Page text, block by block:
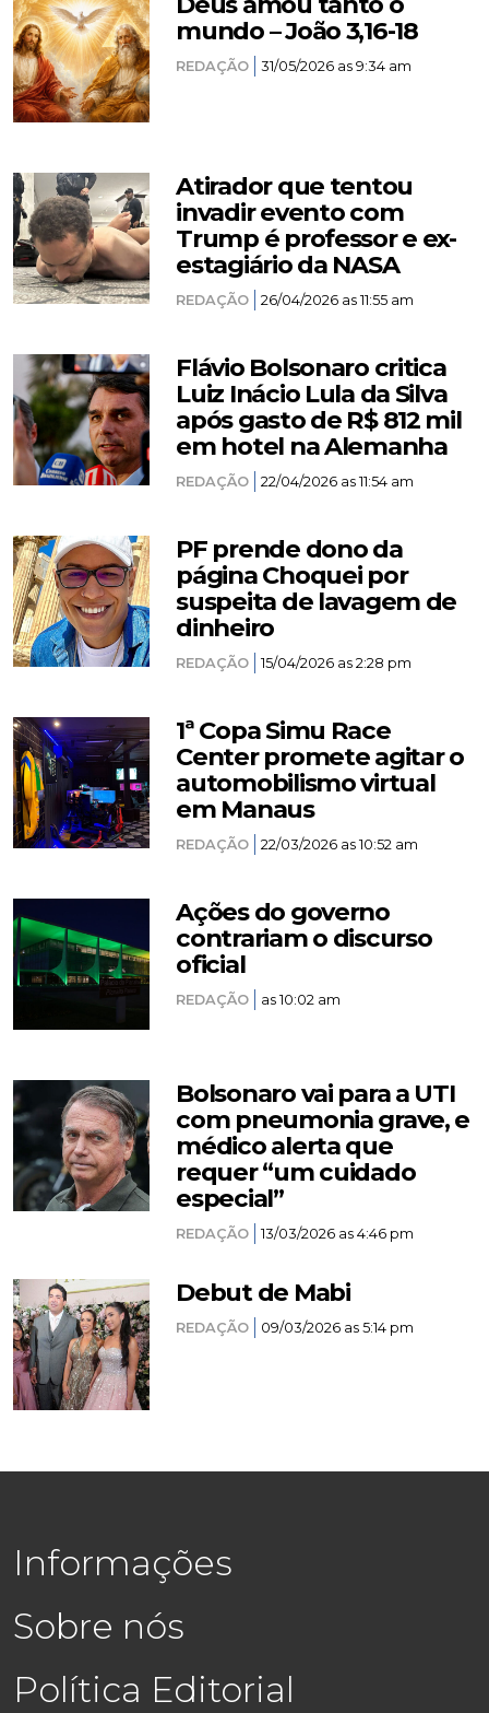
mundo – João 3,16-18
REDAÇÃO 31/05/2026 as 9:34 am
Atirador que tentou
invadir evento com
Trump é professor e ex-
estagiário da NASA
REDAÇÃO 26/04/2026 as 11:55 am
Flávio Bolsonaro critica
Luiz Inácio Lula da Silva
após gasto de R$ 812 mil
em hotel na Alemanha
REDAÇÃO 22/04/2026 as 11:54 am
PF prende dono da
página Choquei por
suspeita de lavagem de
dinheiro
REDAÇÃO 15/04/2026 as 2:28 pm
1ª Copa Simu Race
Center promete agitar o
automobilismo virtual
em Manaus
REDAÇÃO 22/03/2026 as 10:52 am
Ações do governo
contrariam o discurso
oficial
REDAÇÃO as 10:02 am
Bolsonaro vai para a UTI
com pneumonia grave, e
médico alerta que
requer “um cuidado
especial”
REDAÇÃO 13/03/2026 as 4:46 pm
Debut de Mabi
REDAÇÃO 09/03/2026 as 5:14 pm
Informações
Sobre nós
Política Editorial